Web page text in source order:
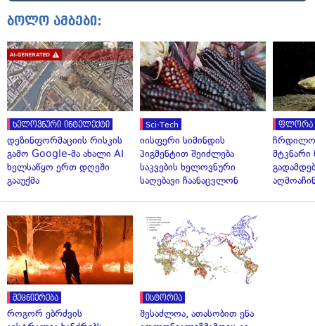
ბოლო ამბები:
ხელოვნური ინტელექტი
დეზინფორმაციის რისკის
გამო Google-მა ახალი AI
ხელსაწყო ერთ დღეში
გააუქმა
Sci-Tech
იისფერი სიმინდის
პიგმენტით შეიძლება
საკვების ხელოვნური
საღებავი ჩაანაცვლონ
ფლორა
მტკნარი
მეცნიერება
როგორ ებრძვის
ისტორია
შესაძლოა, ათასობით ენა